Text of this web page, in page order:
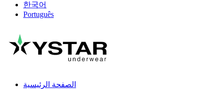
한국어
Português
الصفحة الرئيسية